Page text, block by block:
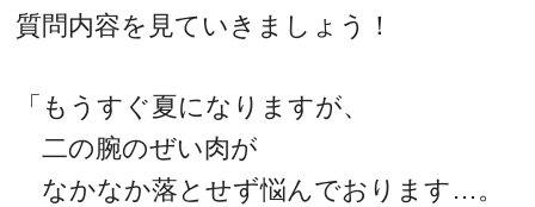
質問内容を見ていきましょう！
「もうすぐ夏になりますが、
二の腕のぜい肉が
なかなか落とせず悩んでおります…。